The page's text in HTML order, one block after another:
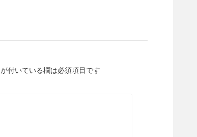
が付いている欄は必須項目です